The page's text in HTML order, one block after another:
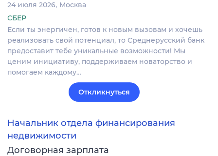
24 июля 2026 Москва
СБЕР
Если ты энергичен, готов к новым вызовам и хочешь
реализовать свой потенциал, то Среднерусский банк
предоставит тебе уникальные возможности! Мы
ценим инициативу, поддерживаем новаторство и
помогаем каждому…
Откликнуться
Начальник отдела финансирования
недвижимости
Договорная зарплата